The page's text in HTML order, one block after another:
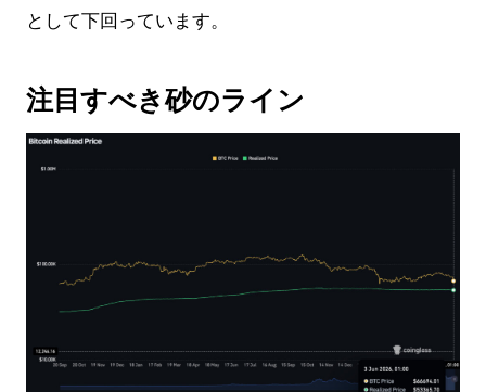
として下回っています。
注目すべき砂のライン